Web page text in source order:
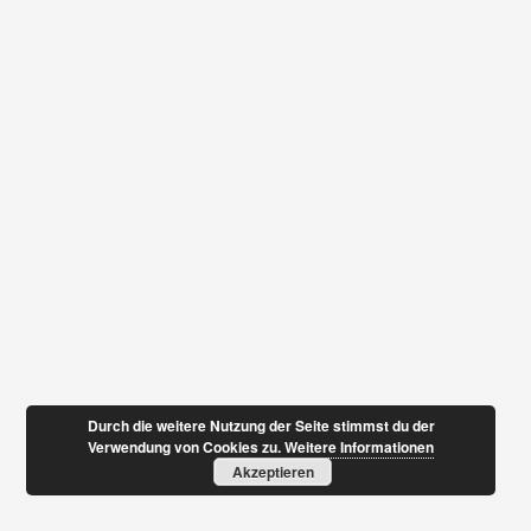
Durch die weitere Nutzung der Seite stimmst du der
Verwendung von Cookies zu.Weitere Informationen
Akzeptieren